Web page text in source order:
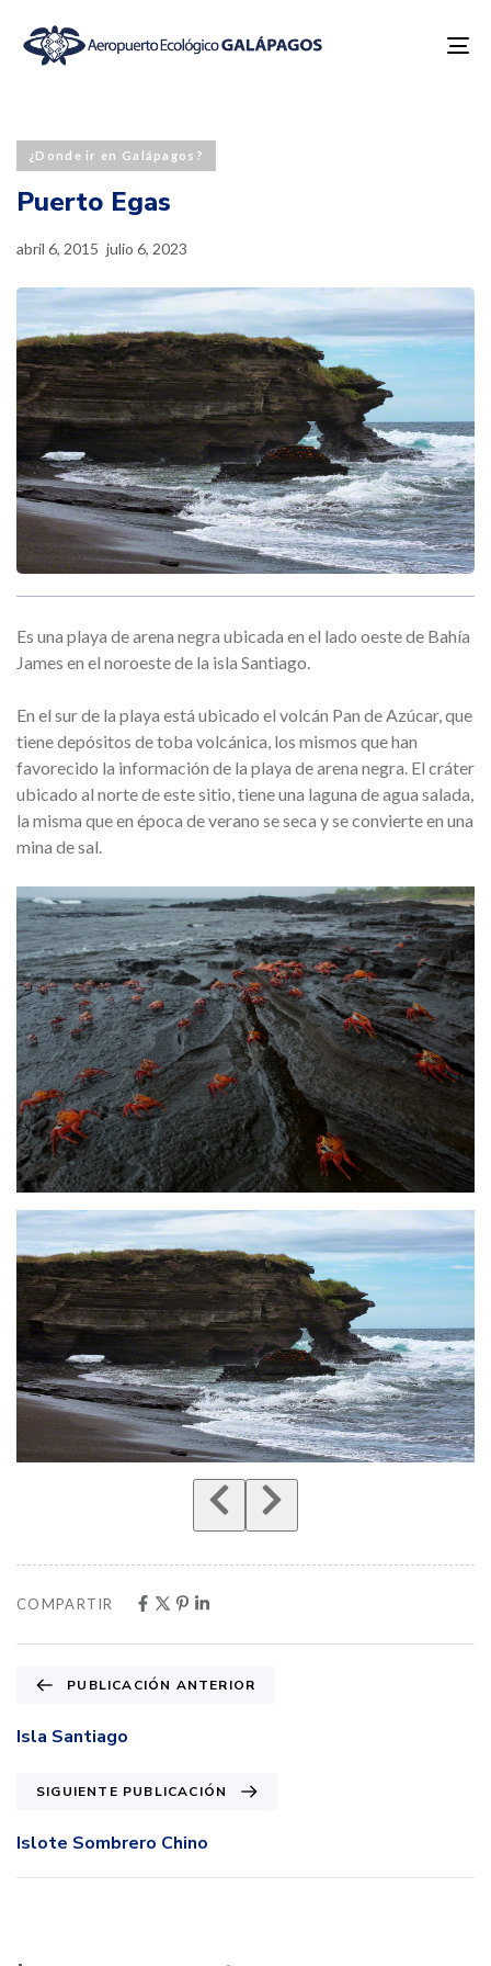
IN:
¿Donde ir en Galápagos?
Puerto Egas
on:
abril 6, 2015
updated:
julio 6, 2023
Es una playa de arena negra ubicada en el lado oeste de Bahía
James en el noroeste de la isla Santiago.
En el sur de la playa está ubicado el volcán Pan de Azúcar, que
tiene depósitos de toba volcánica, los mismos que han
favorecido la información de la playa de arena negra. El cráter
ubicado al norte de este sitio, tiene una laguna de agua salada,
la misma que en época de verano se seca y se convierte en una
mina de sal.
COMPARTIR
PUBLICACIÓN ANTERIOR
Isla Santiago
SIGUIENTE PUBLICACIÓN
Islote Sombrero Chino